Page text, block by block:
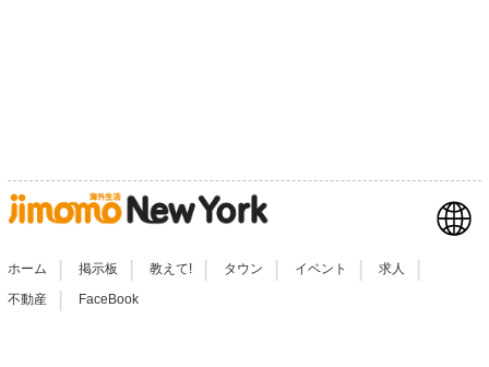
ホーム 掲示板 教えて! タウン イベント 求人
不動産 | FaceBook